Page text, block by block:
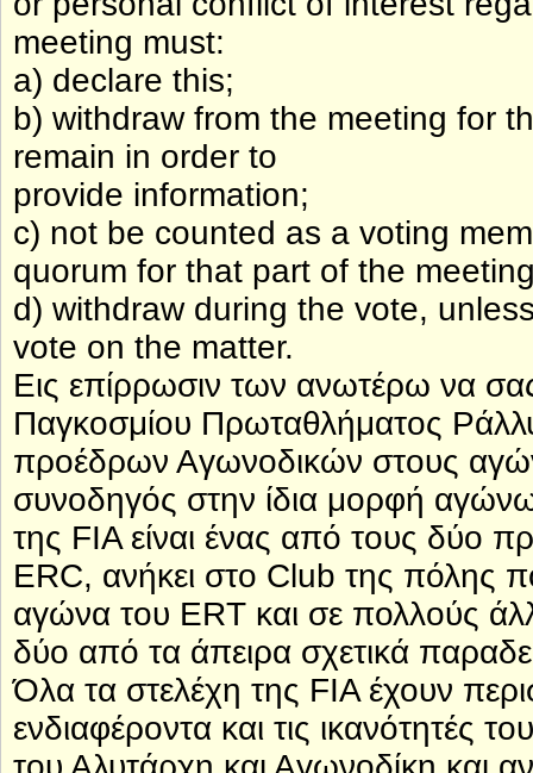
meeting must:
a) declare this;
b) withdraw from the meeting for
remain in order to
provide information;
c) not be counted as a voting
quorum for that part of the
d) withdraw during the vote,
vote on the matter.
Εις επίρρωσιν των ανωτέρω να
Παγκοσμίου Πρωταθλήματος
προέδρων Αγωνοδικών στους
συνοδηγός στην ίδια μορφή
της FIA είναι ένας από τους δύο
ERC, ανήκει στο Club της πόλης
αγώνα του ERT και σε πολλούς
δύο από τα άπειρα σχετικά
Όλα τα στελέχη της FIA έχουν
ενδιαφέροντα και τις ικανότητές